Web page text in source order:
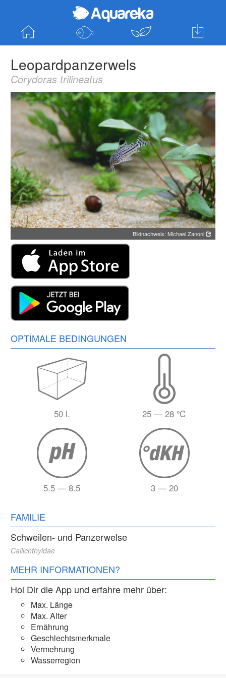
Startseite Fische entdecken Pflanzen
App für Android
Leopardpanzerwels
Corydoras trilineatus
Bildnachweis: Michael Zanoni
OPTIMALE BEDINGUNGEN
50 l. 25 — 28 ℃
5.5 — 8.5 3 — 20
FAMILIE
Schweilen- und Panzerwelse
Callichthyidae
MEHR INFORMATIONEN?
Hol Dir die App und erfahre mehr über:
Max. Länge
Max. Alter
Ernährung
Geschlechtsmerkmale
Vermehrung
Wasserregion